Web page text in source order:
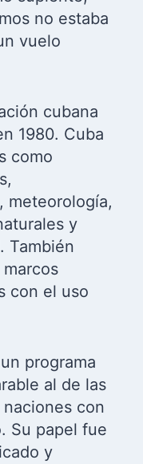
no estaba
vuelo
cubana
1980. Cuba
como
meteorología,
y
También
con el uso
programa
al de las
con
Su papel fue
y